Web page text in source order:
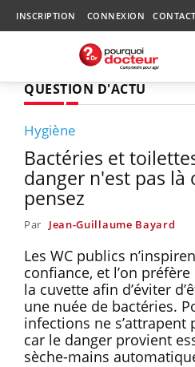
INSCRIPTION CONNEXION CONTACT
QUESTION D'ACTU
Hygiène
Bactéries et
danger n'est pas là
pensez
Par Jean-Guillaume Bayard
Les WC publics
confiance, et l’on
la cuvette afin d’éviter
une nuée de bactéries.
infections ne s’attrapent
car le danger provient
sèche-mains